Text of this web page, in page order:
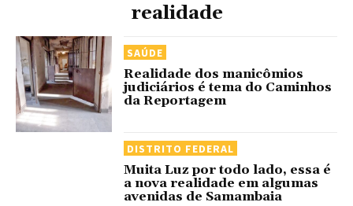
realidade
SAÚDE
Realidade dos manicômios
judiciários é tema do Caminhos
da Reportagem
DISTRITO FEDERAL
Muita Luz por todo lado, essa é
a nova realidade em algumas
avenidas de Samambaia